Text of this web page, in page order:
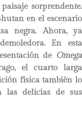
sorprendente.
en el escenario
negra. Ahora, ya
En esta
de Omega
el cuarto larga
física también lo
las delicias de sus